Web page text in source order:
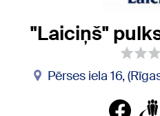
"Laiciņš"
Pērses iela 16,